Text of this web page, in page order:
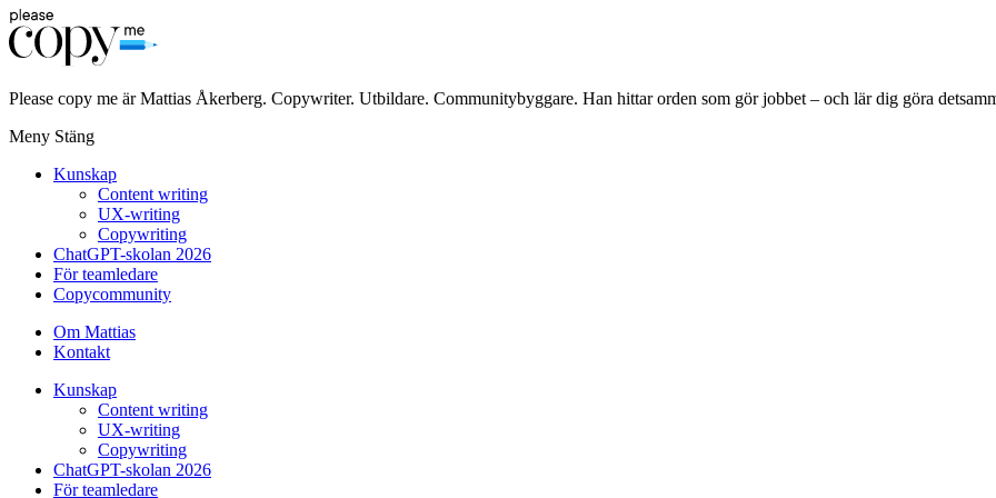
Please copy me är Mattias Åkerberg. Copywriter. Utbildare. Communitybyggare. Han hittar orden som gör jobbet – och lär dig göra
Meny Stäng
Kunskap
Content writing
UX-writing
Copywriting
ChatGPT-skolan 2026
För teamledare
Copycommunity
Om Mattias
Kontakt
Kunskap
Content writing
UX-writing
Copywriting
ChatGPT-skolan 2026
För teamledare